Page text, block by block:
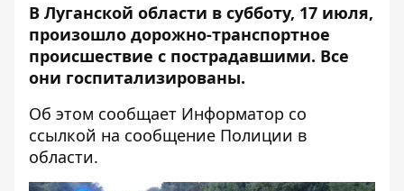
В Луганской области в субботу, 17 июля,
произошло дорожно-транспортное
происшествие с пострадавшими. Все
они госпитализированы.
Об этом сообщает Информатор со
ссылкой на сообщение Полиции в
области.